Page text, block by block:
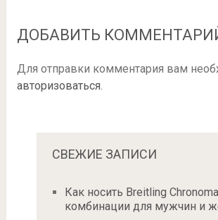
ДОБАВИТЬ
Для отправки комментария вам
авторизоваться.
СВЕЖИЕ ЗАПИСИ
Как носить Breitling
комбинации для мужчин и